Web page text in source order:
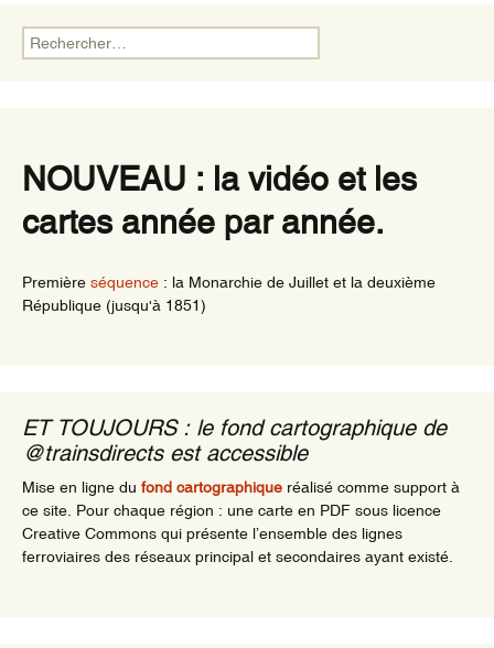
Rechercher :
NOUVEAU : la vidéo et les
cartes année par année.
Première séquence : la Monarchie de Juillet et la deuxième
République (jusqu'à 1851)
ET TOUJOURS : le fond cartographique de
@trainsdirects est accessible
Mise en ligne du fond cartographique réalisé comme support à
ce site. Pour chaque région : une carte en PDF sous licence
Creative Commons qui présente l’ensemble des lignes
ferroviaires des réseaux principal et secondaires ayant existé.